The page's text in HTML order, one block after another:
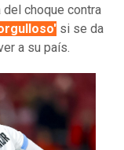
choque contra
si se da
a su país.